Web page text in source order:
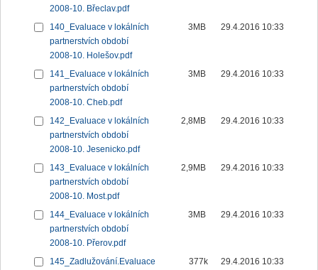
2008-10. Břeclav.pdf
140_Evaluace v lokálních
partnerstvích období
2008-10. Holešov.pdf
3MB 29.4.2016 10:33
141_Evaluace v lokálních
partnerstvích období
2008-10. Cheb.pdf
3MB 29.4.2016 10:33
142_Evaluace v lokálních
partnerstvích období
2008-10. Jesenicko.pdf
2,8MB 29.4.2016 10:33
143_Evaluace v lokálních
partnerstvích období
2008-10. Most.pdf
2,9MB 29.4.2016 10:33
144_Evaluace v lokálních
partnerstvích období
2008-10. Přerov.pdf
3MB 29.4.2016 10:33
145_Zadlužování.Evaluace
377k 29.4.2016 10:33